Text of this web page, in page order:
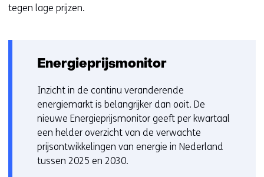
tegen lage prijzen.
Energieprijsmonitor
Inzicht in de continu veranderende
energiemarkt is belangrijker dan ooit. De
nieuwe Energieprijsmonitor geeft per kwartaal
een helder overzicht van de verwachte
prijsontwikkelingen van energie in Nederland
tussen 2025 en 2030.